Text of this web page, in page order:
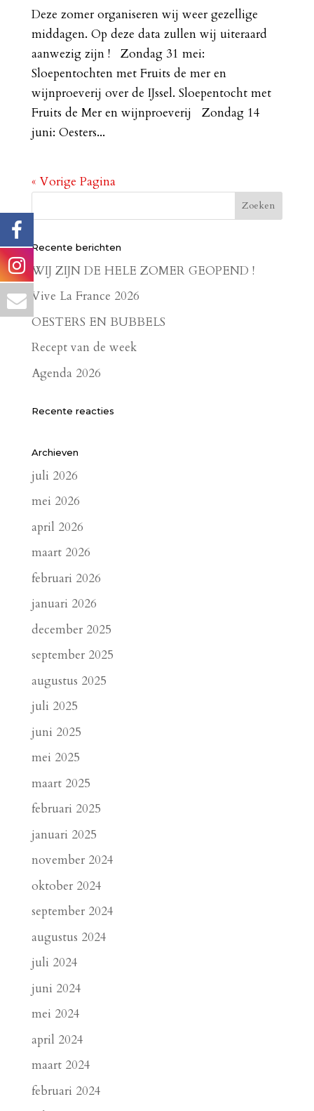
Deze zomer organiseren wij weer gezellige
middagen. Op deze data zullen wij uiteraard
aanwezig zijn ! Zondag 31 mei:
Sloepentochten met Fruits de mer en
wijnproeverij over de IJssel. Sloepentocht met
Fruits de Mer en wijnproeverij Zondag 14
juni: Oesters...
« Vorige Pagina
Recente berichten
WIJ ZIJN DE HELE ZOMER GEOPEND !
Vive La France 2026
OESTERS EN BUBBELS
Recept van de week
Agenda 2026
Recente reacties
Archieven
juli 2026
mei 2026
april 2026
maart 2026
februari 2026
januari 2026
december 2025
september 2025
augustus 2025
juli 2025
juni 2025
mei 2025
maart 2025
februari 2025
januari 2025
november 2024
oktober 2024
september 2024
augustus 2024
juli 2024
juni 2024
mei 2024
april 2024
maart 2024
februari 2024